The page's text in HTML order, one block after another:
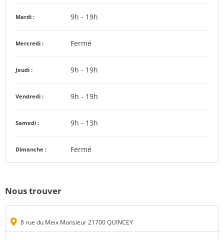
Mardi : 9h - 19h
Mercredi : Fermé
Jeudi : 9h - 19h
Vendredi : 9h - 19h
Samedi : 9h - 13h
Dimanche : Fermé
Nous trouver
8 rue du Meix Monsieur 21700 QUINCEY